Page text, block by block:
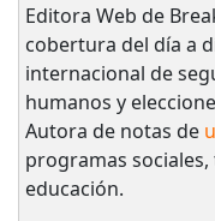
Editora Web de
cobertura del día a
internacional de
humanos y
Autora de notas de
programas
educación.